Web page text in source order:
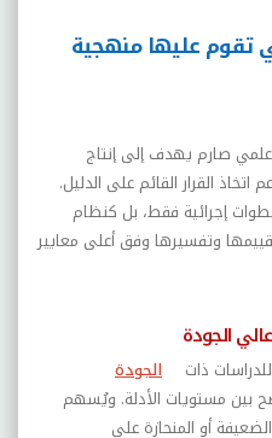
تقوم عليها منهجية
صارم يهدف إلى إنتاج
القرار القائم على الدليل.
إجرائية فقط، بل كنظام
وتفسيرها وفق أعلى معايير
ذات
الجودة
بين مستويات الأدلة. ويُسهم
أو المنحازة على